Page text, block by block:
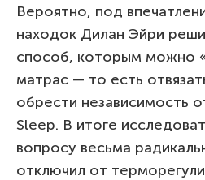
Вероятно, под
находок Дилан Эйри
способ, которым можно
матрас — то есть
обрести независимость
Sleep. В итоге
вопросу весьма
отключил от